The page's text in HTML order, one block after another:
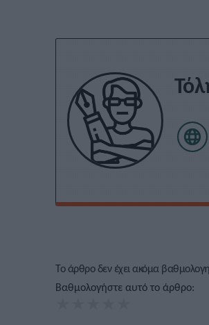
Το άρθρο δεν έχει ακόμα
Βαθμολογήστε αυτό το άρθρο: